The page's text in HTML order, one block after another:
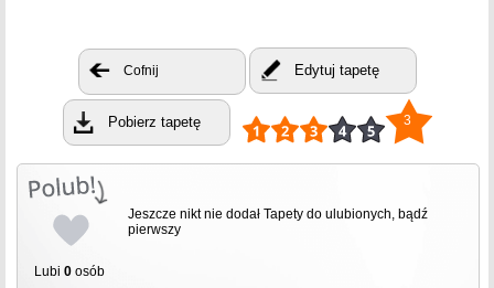
Cofnij Edytuj tapetę
Pobierz tapetę 3
Lubi 0 osób
Jeszcze nikt nie dodał Tapety do ulubionych, bądź
pierwszy